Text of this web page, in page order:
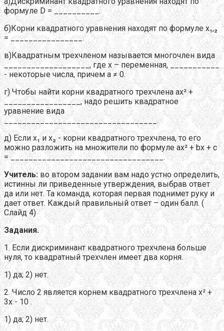
формуле D = __________.
б)Корни квадратного уравнения находят по формуле х₁,₂
= ________________.
в)Квадратным трехчленом называется многочлен вида
___________________, где х – переменная, ___________
- некоторые числа, причем а ≠ 0.
г) Чтобы найти корни квадратного трехчлена ах² +
_________________, надо решить квадратное
уравнение вида
__________________________________.
д) Если х₁ и х₂ - корни квадратного трехчлена, то его
можно разложить на множители по формуле ах² + bx + c
= __________________________________.
Учитель: во втором задании вам надо устно определить,
истинны ли приведенные утверждения, выбрав ответ
да или нет. Та команда, которая первая поднимет руку и
дает ответ. Каждый правильный ответ – один балл. (
Слайд 4)
Задания.
1. Если дискриминант квадратного трехчлена больше
нуля, то квадратный трехчлен имеет два корня.
1) да; 2) нет.
2. Число 2 является корнем квадратного трехчлена х² +
3х - 10 .
1) да; 2) нет.